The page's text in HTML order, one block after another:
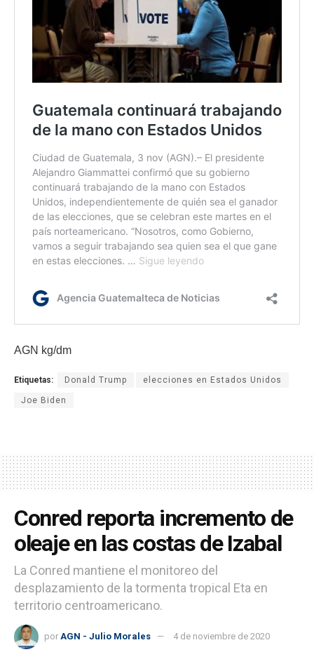
AGN kg/dm
Etiquetas: Donald Trump elecciones en Estados Unidos
Joe Biden
Conred reporta incremento de
oleaje en las costas de Izabal
La Conred mantiene el monitoreo del
desplazamiento de la tormenta tropical Eta en
territorio centroamericano.
por AGN - Julio Morales 4 de noviembre de 2020